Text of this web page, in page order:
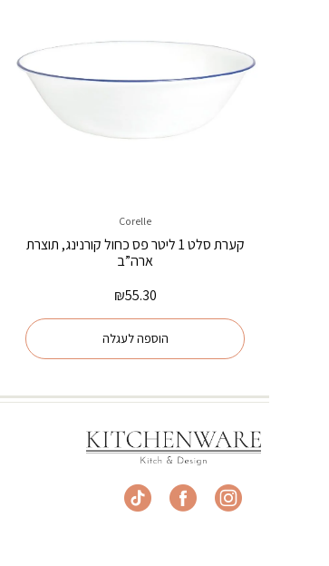
Corelle
קערת סלט 1 ליטר פס כחול קורנינג, תוצרת
ארה”ב
₪55.30
הוספה לעגלה